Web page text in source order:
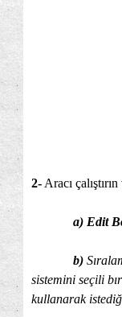
2- Aracı çalıştırın
a) Edit
b)
sistemini seçili
kullanarak